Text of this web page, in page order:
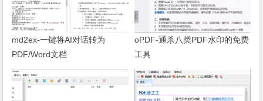
md2ex-一键将AI对话转为
PDF/Word文档
oPDF-通杀八类PDF水印的免费
工具